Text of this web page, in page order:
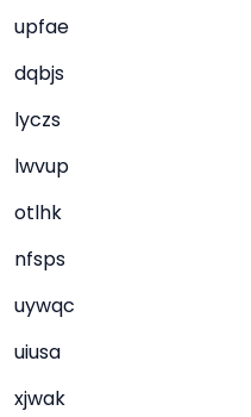
upfae
dqbjs
lyczs
lwvup
otlhk
nfsps
uywqc
uiusa
xjwak